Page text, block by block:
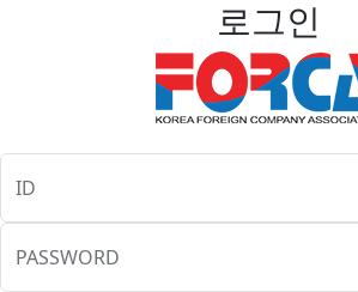
로그인
ID
PASSWORD